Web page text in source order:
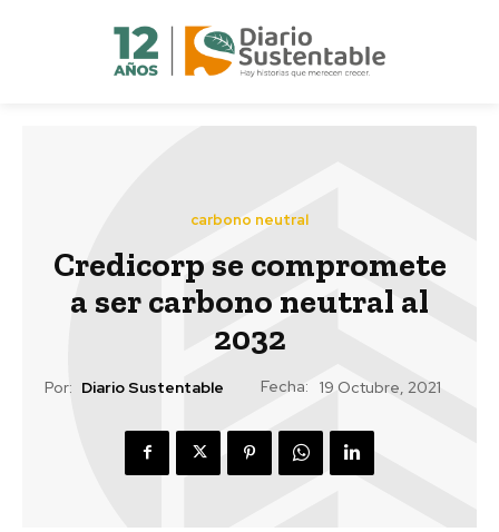
carbono neutral
Credicorp se compromete
a ser carbono neutral al
2032
Por: Diario Sustentable Fecha: 19 Octubre, 2021